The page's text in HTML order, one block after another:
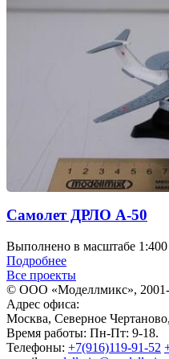
Самолет ДРЛО А-50
Выполнено в масштабе 1:400
Подробнее
Все проекты
© ООО «Моделлмикс», 2001-
Адрес офиса:
Москва, Северное
Время работы: Пн-Пт: 9-18.
Телефоны: +7(916)119-91-52